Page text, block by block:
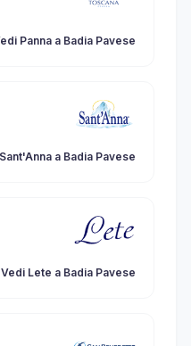
Panna a Badia Pavese
a Badia Pavese
Lete a Badia Pavese